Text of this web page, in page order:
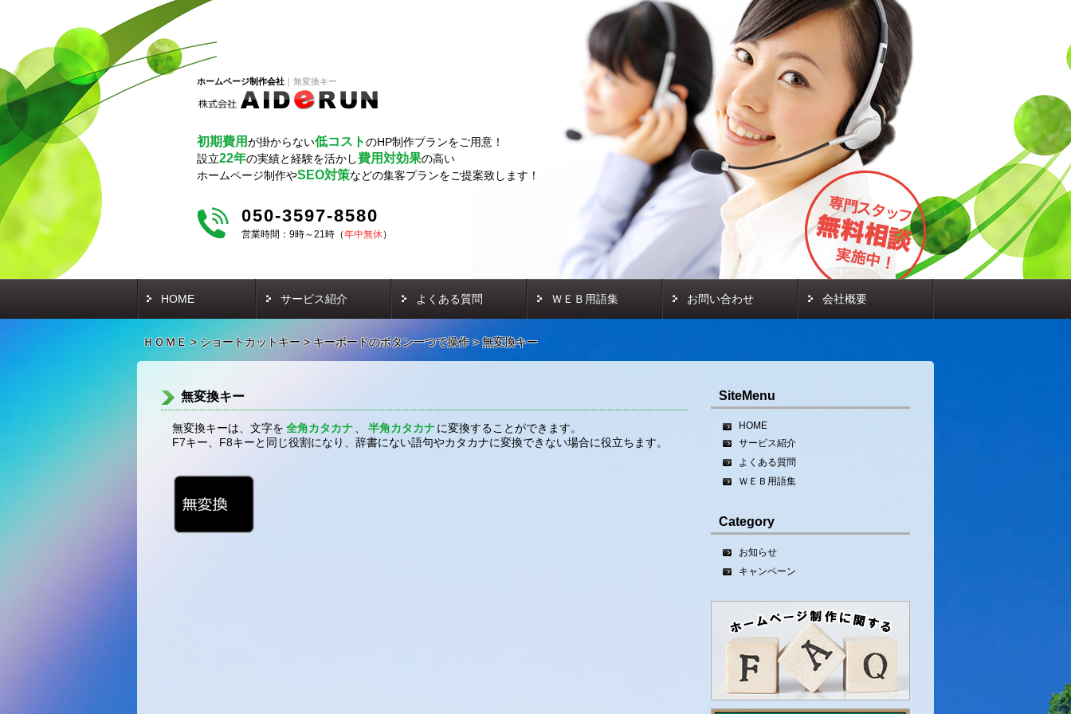
ホームページ制作会社 無変換キー
初期費用が掛からない低コストのHP制作プランをご用意！
設立22年の実績と経験を活かし費用対効果の高い
ホームページ制作やSEO対策などの集客プランをご提案致します！
050-3597-8580
営業時間：9時～21時（年中無休）
HOME サービス紹介 よくある質問 ＷＥＢ用語集 お問い合わせ 会社概要
ＨＯＭＥ >ショートカットキー >キーボードのボタン一つで操作>無変換キー
無変換キー
無変換キーは、文字を 全角カタカナ 半角カタカナ に変換することができます。
F7キー、F8キーと同じ役割になり、辞書にない語句やカタカナに変換できない場合に役立ちます。
SiteMenu
HOME
サービス紹介
よくある質問
ＷＥＢ用語集
Category
お知らせ
キャンペーン